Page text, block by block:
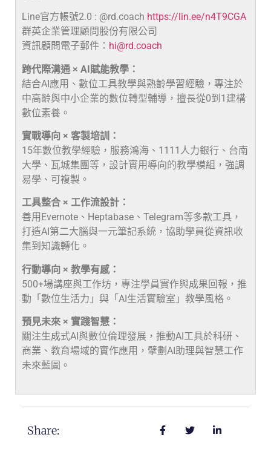
Line官方帳號2.0 : @rd.coach https://lin.ee/n4T9CGA
群英企業管理顧問股份有限公司
資訊顧問電子郵件： hi@rd.coach
跨代際溝通 × AI賦能教學：
結合AI應用、數位工具教學與熟齡學習經驗，專注於
中高齡與中小企業的數位轉型輔導，擅長從0到1建構
數位素養。
實戰導向 × 客製培訓：
15年數位教學經驗，服務鴻海、1111人力銀行、台南
大學、瓦城集團等，設計實用導向的教學模組，強調
易學、可複製。
工具整合 × 工作流設計：
善用Evernote、Heptabase、Telegram等多款工具，
打造AI第二大腦與一元筆記系統，協助學員從資訊收
集到知識轉化。
行動導向 × 教學有感：
500+場講座與工作坊，專注學員實作與成果回報，推
動「數位生活力」與「AI生活實驗室」教學風格。
預見未來 × 實踐智慧：
關注生成式AI與數位倫理發展，推動AI工具於科研、
商業、教育場域的實作應用，擘劃AI助理與智慧工作
未來藍圖。
Share: